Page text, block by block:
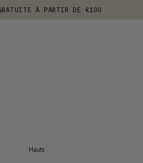
À PARTIR DE €100
Hauts